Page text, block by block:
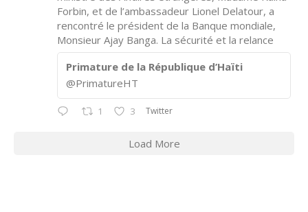
Forbin, et de l’ambassadeur Lionel Delatour, a
rencontré le président de la Banque mondiale,
Monsieur Ajay Banga. La sécurité et la relance
Primature de la République d’Haïti
@PrimatureHT
1 3 Twitter
Load More